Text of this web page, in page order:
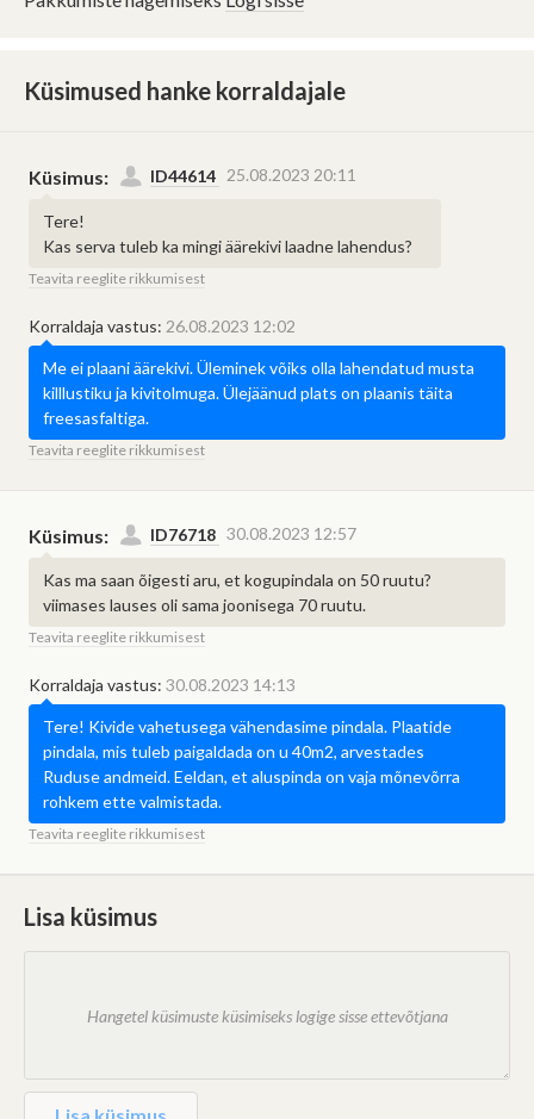
Küsimused hanke korraldajale
Küsimus: ID44614 25.08.2023 20:11
Tere!
Kas serva tuleb ka mingi äärekivi laadne lahendus?
Teavita reeglite rikkumisest
Korraldaja vastus: 26.08.2023 12:02
Me ei plaani äärekivi. Üleminek võiks olla lahendatud musta
killlustiku ja kivitolmuga. Ülejäänud plats on plaanis täita
freesasfaltiga.
Teavita reeglite rikkumisest
Küsimus: ID76718 30.08.2023 12:57
Kas ma saan õigesti aru, et kogupindala on 50 ruutu?
viimases lauses oli sama joonisega 70 ruutu.
Teavita reeglite rikkumisest
Korraldaja vastus: 30.08.2023 14:13
Tere! Kivide vahetusega vähendasime pindala. Plaatide
pindala, mis tuleb paigaldada on u 40m2, arvestades
Ruduse andmeid. Eeldan, et aluspinda on vaja mõnevõrra
rohkem ette valmistada.
Teavita reeglite rikkumisest
Lisa küsimus
Lisa küsimus
Vestlus hanke korraldaja ja
Vestlust näeb vaid antud hanke
korraldaja ja pakkumise teinud
ettevõte.
valiku faasi lõpuni või võitja
Mis on "Hange.ee
assistent"?
Hange.ee assistent on
tehisintellektil põhinev abiline, mis
Sulge teade